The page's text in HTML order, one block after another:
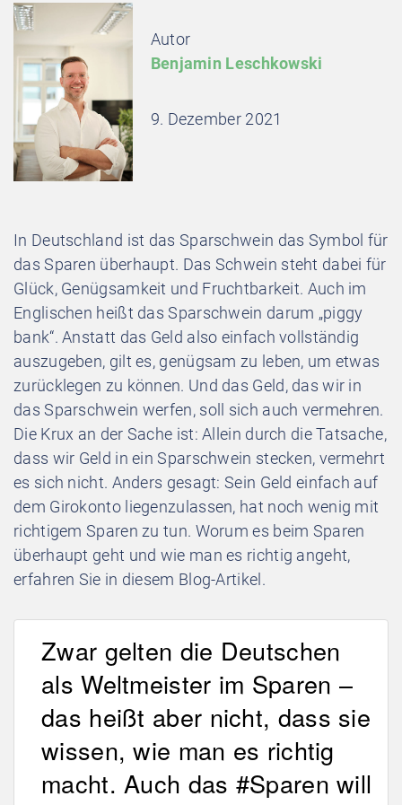
Autor
Benjamin Leschkowski
9. Dezember 2021
In Deutschland ist das Sparschwein das Symbol für
das Sparen überhaupt. Das Schwein steht dabei für
Glück, Genügsamkeit und Fruchtbarkeit. Auch im
Englischen heißt das Sparschwein darum „piggy
bank“. Anstatt das Geld also einfach vollständig
auszugeben, gilt es, genügsam zu leben, um etwas
zurücklegen zu können. Und das Geld, das wir in
das Sparschwein werfen, soll sich auch vermehren.
Die Krux an der Sache ist: Allein durch die Tatsache,
dass wir Geld in ein Sparschwein stecken, vermehrt
es sich nicht. Anders gesagt: Sein Geld einfach auf
dem Girokonto liegenzulassen, hat noch wenig mit
richtigem Sparen zu tun. Worum es beim Sparen
überhaupt geht und wie man es richtig angeht,
erfahren Sie in diesem Blog-Artikel.
Zwar gelten die Deutschen
als Weltmeister im Sparen –
das heißt aber nicht, dass sie
wissen, wie man es richtig
macht. Auch das #Sparen will